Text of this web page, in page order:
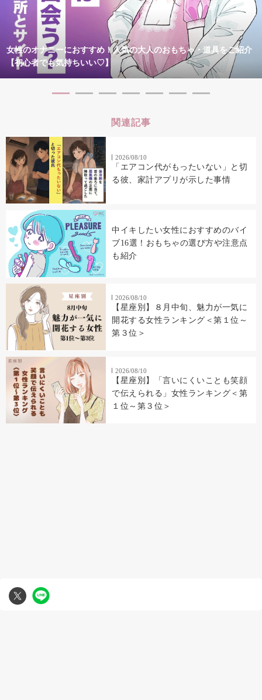
女性のオナニーにおすすめ！人気の大人のおもちゃ・道具をご紹介
【初心者でも気持ちいい♡】
関連記事
2026/08/10
「エアコン代がもったいない」と切
る彼、家計アプリが示した事情
中イキしたい女性におすすめのバイ
ブ16選！おもちゃの選び方や注意点
も紹介
2026/08/10
【星座別】８月中旬、魅力が一気に
開花する女性ランキング＜第１位～
第３位＞
2026/08/10
【星座別】「言いにくいことも笑顔
で伝えられる」女性ランキング＜第
１位～第３位＞